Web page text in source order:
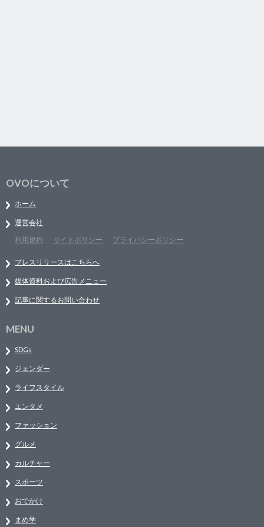
OVOについて
ホーム
運営会社
利用規約
サイトポリシー プライバシーポリシー
プレスリリースはこちらへ
媒体資料および広告メニュー
記事に関するお問い合わせ
MENU
SDGs
ジェンダー
ライフスタイル
エンタメ
ファッション
グルメ
カルチャー
スポーツ
おでかけ
まめ学